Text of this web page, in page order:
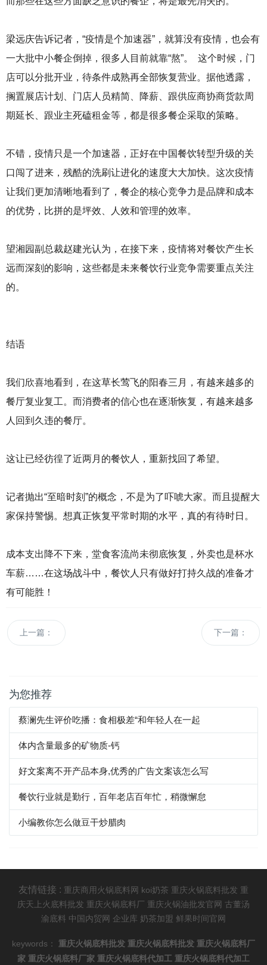
梁远庆告诉记者，“疫情是个加速器”，就算没有疫情，也会有
一大批中小餐企倒掉，很多人目前就靠“熬”。 这个时候，门
店可以分批开业，待条件成熟再全部恢复营业。据他透露，
搁置展店计划、门店人员精简、降薪、跟供应商协商货款周
期延长、跟业主死磕租金等，都是很多餐企采取的策略。
不错，疫情只是一个加速器，正好在中国餐饮转型升级的关
口闯了进来，残酷的洗刷让进化的速度大大加快。这次疫情
让我们更加清晰地看到了，餐企的核心竞争力是品牌和成本
的优势，比拼的是坪效、人效和管理的效率。
望湘园副总裁赵建光认为，在接下来，疫情将对餐饮产生长
远而深刻的影响，这些都是未来餐饮行业竞争需要重点关注
的。
结语
我们欣喜地看到，在这草长莺飞的阳春三月，有越来越多的
餐厅复业复工。而消费者的信心也在逐渐恢复，有越来越多
人回到久违的餐厅。
这让已经彷徨了近两月的餐饮人，重新找回了希望。
记者抛出“至暗时刻”的概念，不是为了吓唬大家。而且提醒大
家保持警惕。想真正恢复平常时期的水平，真的有待时日。
成本支出降不下来，堂食客流尚未彻底恢复，外卖也是杯水
车薪……在这场战斗中，餐饮人只有做好打持久战的准备才
有可能胜！
上一篇： 下一篇：
为您推荐
蔡澜先生评价吃播：食相极差“和年轻人在一起
体内含量最多的矿物质-钙
好文案离不开产品本身,优秀的广告文案该怎么写
餐饮行业就是勤行，百年老店百年忙，稍微懈怠
小编教你怎么做豆干炒腊肉
友情链接 : 重庆商用火锅底料网 koi奶茶 重庆火锅底料批发 重
庆天上火底料批发 重庆火锅底料厂 重庆火锅油批发官网 古董汤
渝底料 中国内贸网 企业库 奶茶加盟 鲜果时间官网
keywords： 重庆火锅底料批发 重庆火锅底料批发 重庆火锅底料厂
家 重庆火锅底料厂家 重庆火锅底料代加工 重庆火锅底料代加工